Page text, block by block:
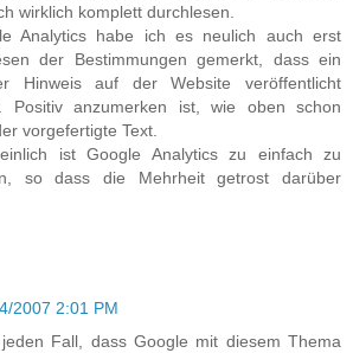
wirklich komplett durchlesen.
Analytics habe ich es neulich auch erst
der Bestimmungen gemerkt, dass ein
Hinweis auf der Website veröffentlicht
Positiv anzumerken ist, wie oben schon
vorgefertigte Text.
ist Google Analytics zu einfach zu
so dass die Mehrheit getrost darüber
2007 2:01 PM
Fall, dass Google mit diesem Thema